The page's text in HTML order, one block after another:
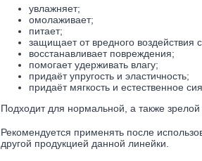
увлажняет;
омолаживает;
питает;
защищает от вредного воздействия
восстанавливает повреждения;
помогает удерживать влагу;
придаёт упругость и эластичность;
придаёт мягкость и естественное
Подходит для нормальной, а также
Рекомендуется применять после
другой продукцией данной линейки.